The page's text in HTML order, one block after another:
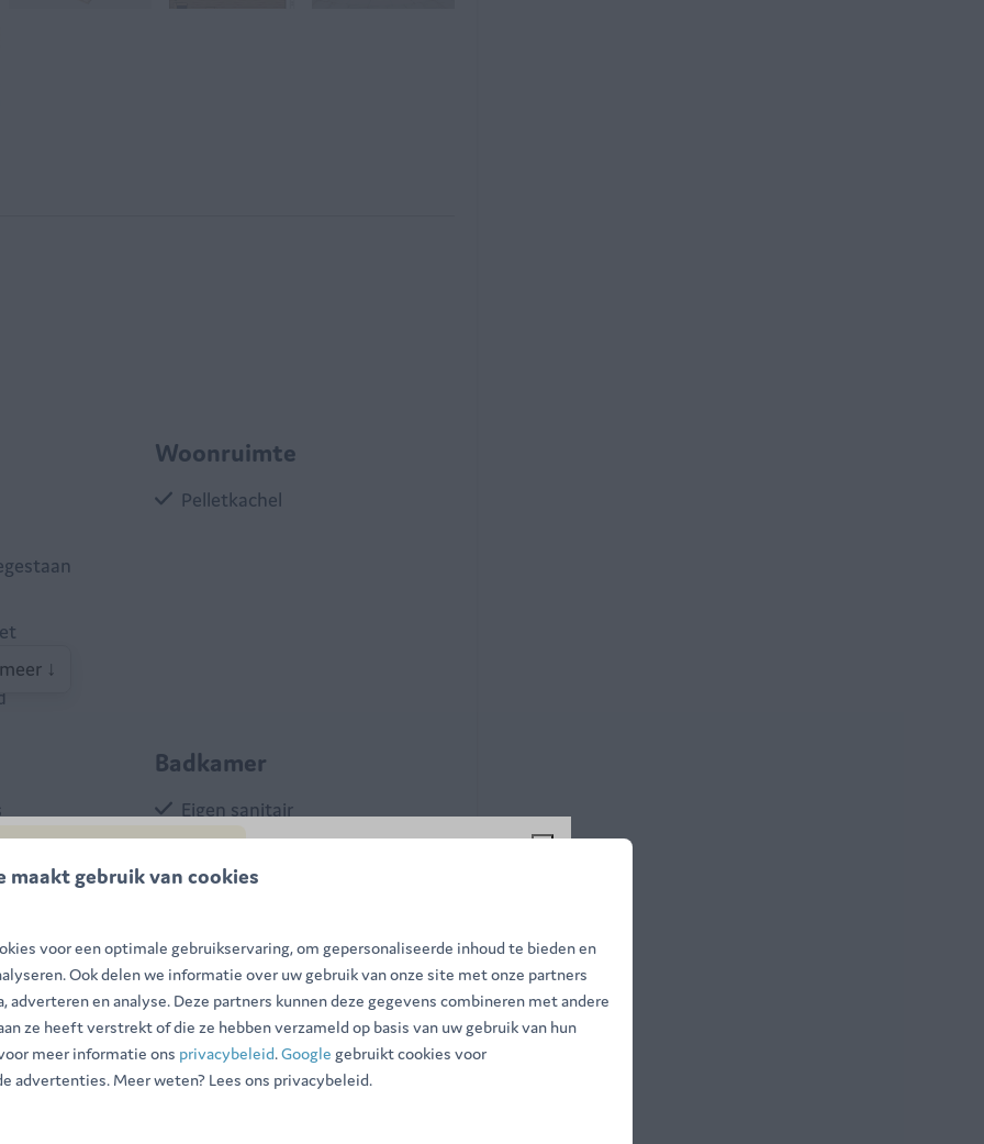
Woonruimte
Pelletkachel
Badkamer
Eigen sanitair
↓
gelegen in het hart van onze camping.
, garandeert deze tent aangename en luchtige
voor maximaal 5 personen. Onze tenten staan op
De zomer is nog niet voorbij! Ontsnap
eraantussen 15 augustus en 30
septemberen profiteer van
exclusieve kortingentot wel -20%.
maakt gebruik van cookies
voor een optimale gebruikservaring, om gepersonaliseerde inhoud te bieden en
Ook delen we informatie over uw gebruik van onze site met onze partners
adverteren en analyse. Deze partners kunnen deze gegevens combineren met andere
ze heeft verstrekt of die ze hebben verzameld op basis van uw gebruik van hun
meer informatie ons privacybeleid.Google gebruikt cookies voor
advertenties. Meer weten? Lees ons privacybeleid.